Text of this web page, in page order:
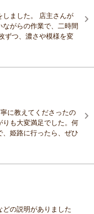
しました。 店主さんが
がらの作業で、二時間
ずつ、濃さや模様を変
に教えてくださったの
りも大変満足でした。何
姫路に行ったら、ぜひ
の説明がありました